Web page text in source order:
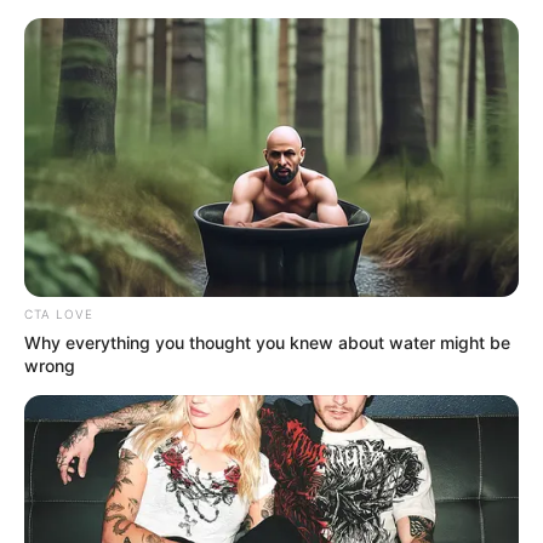
Husum - Freilichtmuseum Ostenfelder Bauernhaus
Husum Veranstaltungen Hotels
zurück Husum weiter»
CTA LOVE
Why everything you thought you knew about water might be
wrong